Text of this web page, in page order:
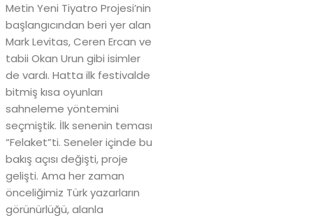
Metin Yeni Tiyatro Projesi’nin
başlangıcından beri yer alan
Mark Levitas, Ceren Ercan ve
tabii Okan Urun gibi isimler
de vardı. Hatta ilk festivalde
bitmiş kısa oyunları
sahneleme yöntemini
seçmiştik. İlk senenin teması
“Felaket”ti. Seneler içinde bu
bakış açısı değişti, proje
gelişti. Ama her zaman
önceliğimiz Türk yazarların
görünürlüğü, alanla